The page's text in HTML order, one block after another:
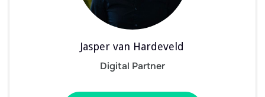
Jasper van Hardeveld
Digital Partner